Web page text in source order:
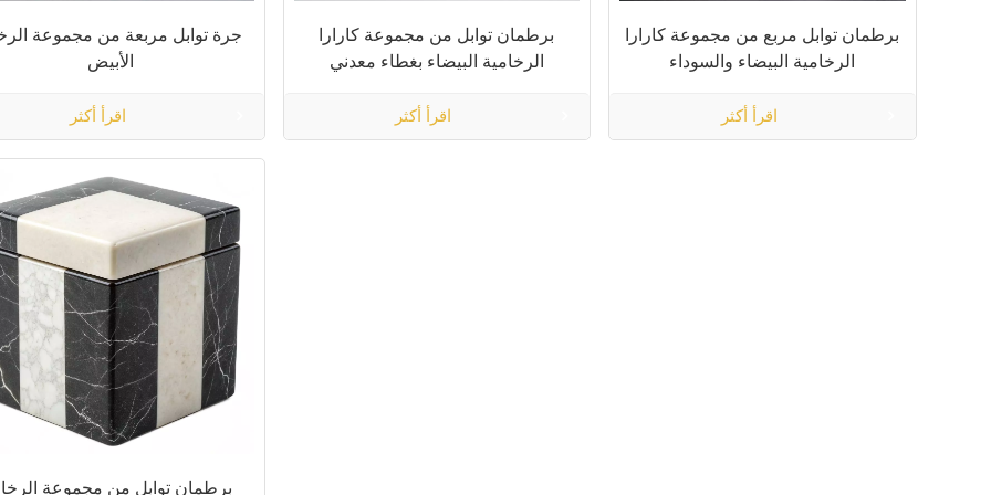
جرة توابل مربعة من مجموعة
الأبيض
اقرأ أكثر
برطمان توابل من مجموعة كارارا
الرخامية البيضاء بغطاء معدني
اقرأ أكثر
برطمان توابل مربع من مجموعة كارارا
الرخامية البيضاء والسوداء
اقرأ أكثر
برطمان توابل من مجموعة